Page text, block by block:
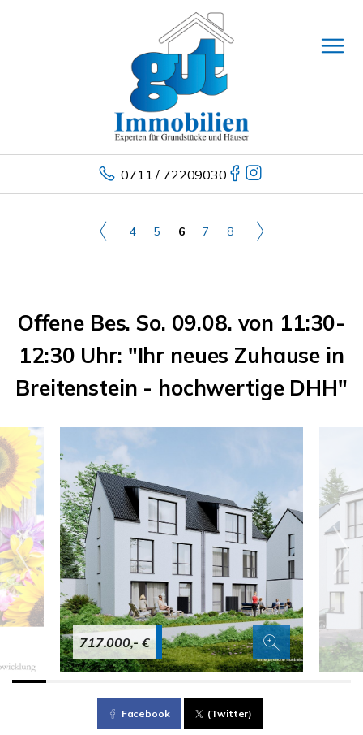
0711 / 72209030
4 5 6 7 8
Offene Bes. So. 09.08. von 11:30-
12:30 Uhr: "Ihr neues Zuhause in
Breitenstein - hochwertige DHH"
717.000,- €
Facebook (Twitter)